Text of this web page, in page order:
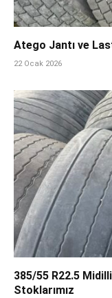
Atego Jantı ve
22 Ocak 2026
385/55 R22.5
Stoklarımız